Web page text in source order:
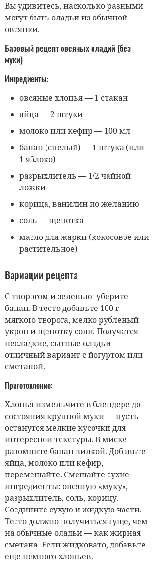
Вы удивитесь, насколько разными
могут быть оладьи из обычной
овсянки.
Базовый рецепт овсяных оладий (без
муки)
Ингредиенты:
овсяные хлопья — 1 стакан
яйца — 2 штуки
молоко или кефир — 100 мл
банан (спелый) — 1 штука (или
1 яблоко)
разрыхлитель — 1/2 чайной
ложки
корица, ванилин по желанию
соль — щепотка
масло для жарки (кокосовое или
растительное)
Вариации рецепта
С творогом и зеленью: уберите
банан. В тесто добавьте 100 г
мягкого творога, мелко рубленый
укроп и щепотку соли. Получатся
несладкие, сытные оладьи —
отличный вариант с йогуртом или
сметаной.
Приготовление:
Хлопья измельчите в блендере до
состояния крупной муки — пусть
останутся мелкие кусочки для
интересной текстуры. В миске
разомните банан вилкой. Добавьте
яйца, молоко или кефир,
перемешайте. Смешайте сухие
ингредиенты: овсяную «муку»,
разрыхлитель, соль, корицу.
Соедините сухую и жидкую части.
Тесто должно получиться гуще, чем
на обычные оладьи — как жирная
сметана. Если жидковато, добавьте
еще немного хлопьев.